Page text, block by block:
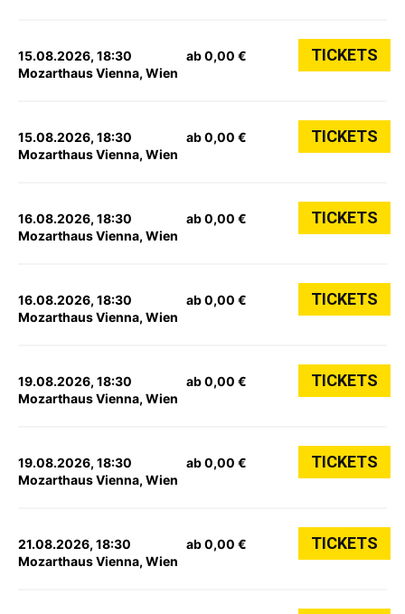
15.08.2026, 18:30
Mozarthaus Vienna, Wien
ab 0,00 € TICKETS
15.08.2026, 18:30
Mozarthaus Vienna, Wien
ab 0,00 € TICKETS
16.08.2026, 18:30
Mozarthaus Vienna, Wien
ab 0,00 € TICKETS
16.08.2026, 18:30
Mozarthaus Vienna, Wien
ab 0,00 € TICKETS
19.08.2026, 18:30
Mozarthaus Vienna, Wien
ab 0,00 € TICKETS
19.08.2026, 18:30
Mozarthaus Vienna, Wien
ab 0,00 € TICKETS
21.08.2026, 18:30
Mozarthaus Vienna, Wien
ab 0,00 € TICKETS